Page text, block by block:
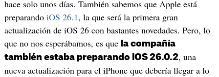
hace solo unos días. También sabemos que Apple está
preparando iOS 26.1, la que será la primera gran
actualización de iOS 26 con bastantes novedades. Pero, lo
que no nos esperábamos, es que la compañía
también estaba preparando iOS 26.0.2, una
nueva actualización para el iPhone que debería llegar a lo